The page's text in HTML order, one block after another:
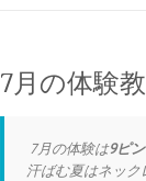
7月の体験
7月の体験は9ピ
汗ばむ夏はネック